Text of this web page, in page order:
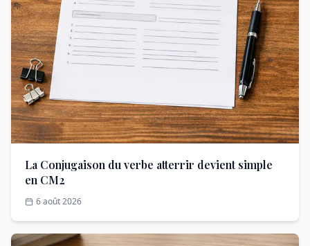
La Conjugaison du verbe atterrir devient simple
en CM2
6 août 2026